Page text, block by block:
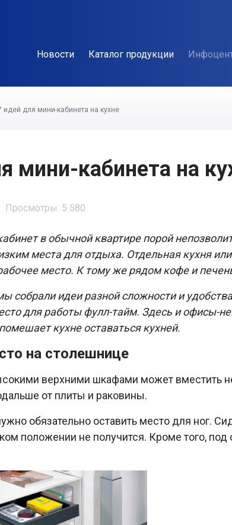
Новости Каталог продукции
идей для мини-кабинета на кухне
мини-кабинета на
Просмотры: 5 580
в обычной квартире порой
места для отдыха. Отдельная кухня
место. К тому же рядом кофе и
собрали идеи разной сложности и
для работы фулл-тайм. Здесь и офисы-
кухне оставаться кухней.
на столешнице
верхними шкафами может вместить
от плиты и раковины.
обязательно оставить место для ног.
положении не получится. Кроме того,